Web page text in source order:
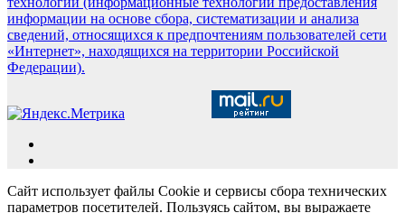
информации на основе сбора, систематизации и анализа
сведений, относящихся к предпочтениям пользователей сети
«Интернет», находящихся на территории Российской
Федерации).
Сайт использует файлы Cookie и сервисы сбора технических
параметров посетителей. Пользуясь сайтом, вы выражаете